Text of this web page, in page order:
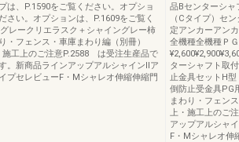
は、P.1590をご覧ください。オプショ
さい。オプションは、P.1609をご覧く
レークリエラスク＋シャイングレー柿
・フェンス・車庫まわり編（別冊）
施工上のご注意P.2588 は受注生産品で
新商品ラインアップアルシャインⅡア
プセレビューF・Mシャレオ伸縮伸縮門
品Bセンターシャ
（Cタイプ）セ
定アンカーアン
全機種全機種Ｐ
ターシャフト取
止金具セットH
倒防止受金具PG
まわり・フェン
上・施工上のご
アップアルシャ
F・Mシャレオ伸